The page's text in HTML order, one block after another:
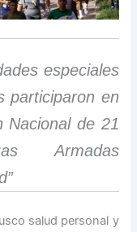
especiales
participaron en
Nacional de 21
Armadas
salud personal y